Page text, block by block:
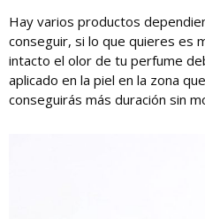
Hay varios productos
conseguir, si lo que quieres es
intacto el olor de tu perfume
aplicado en la piel en la zona
conseguirás más duración sin